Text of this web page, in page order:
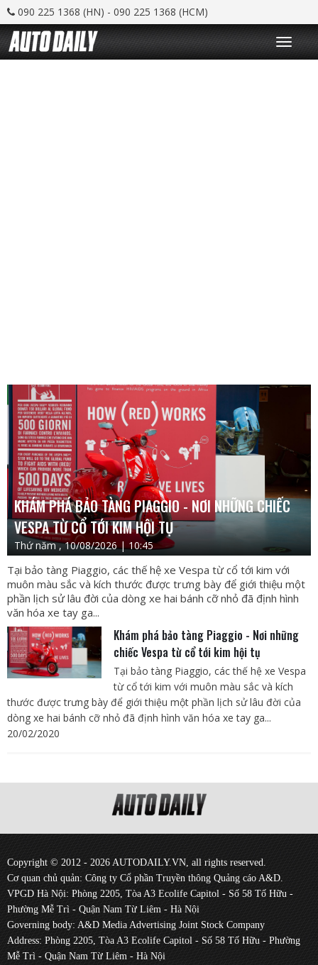
090 225 1368 (HN) - 090 225 1368 (HCM)
T
o
g
KHÁM PHÁ BẢO TÀNG PIAGGIO - NƠI NHỮNG CHIẾC
VESPA TỪ CỔ TỚI KIM HỘI TỤ
Thứ năm , 10/08/2026 | 10:45
Tại bảo tàng Piaggio, các thế hệ xe Vespa từ cổ tới kim với
muôn màu sắc và kích thước được trưng bày để giới thiệu một
phần lịch sử lâu đời của dòng xe hai bánh cỡ nhỏ đã định hình
văn hóa xe tay ga...
Khám phá bảo tàng Piaggio - Nơi những
chiếc Vespa từ cổ tới kim hội tụ
Tại bảo tàng Piaggio, các thế hệ xe Vespa
từ cổ tới kim với muôn màu sắc và kích
thước được trưng bày để giới thiệu một phần lịch sử lâu đời của
dòng xe hai bánh cỡ nhỏ đã định hình văn hóa xe tay ga...
20/02/2020
Copyright © 2012 - 2026 AUTODAILY.VN, all rights reserved.
Cơ quan chủ quản: Công ty Cổ phần Truyền thông Quảng cáo A&D.
VPGD Hà Nội: Phòng 2205, Tòa A3 Ecolife Capitol - Số 58 Tố Hữu -
Phường Mễ Trì - Quận Nam Từ Liêm - Hà Nội
Governing body: A&D Media Advertising Joint Stock Company
Address: Phòng 2205, Tòa A3 Ecolife Capitol - Số 58 Tố Hữu - Phường
Mễ Trì - Quận Nam Từ Liêm - Hà Nội